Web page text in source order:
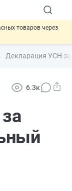
товаров через
в ТК РФ#новости
ИЖС с эскроу-
Декларация УСН за
6.3к